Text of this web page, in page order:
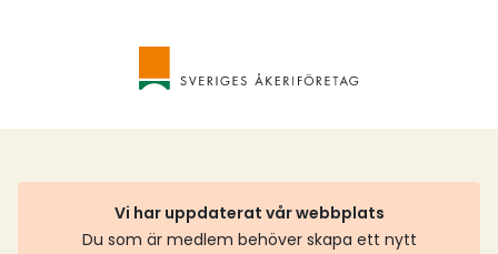
Vi har uppdaterat vår webbplats
Du som är medlem behöver skapa ett nytt